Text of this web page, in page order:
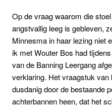
Op de vraag waarom die
angstvallig leeg is gebleven,
Minnesma in haar lezing niet
ik met Wouter Bos had
van de Banning Leergang
verklaring. Het vraagstuk
dusdanig door de bestaande
achterbannen heen, dat het